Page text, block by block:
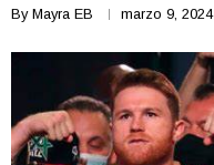
By Mayra EB marzo 9, 2024